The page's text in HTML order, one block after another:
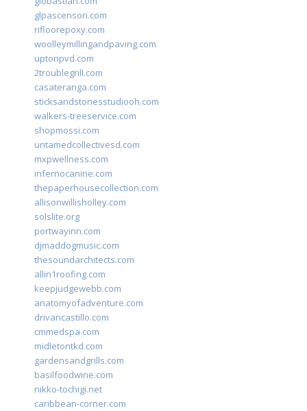
glpascensori.com
rifloorepoxy.com
woolleymillingandpaving.com
uptonpvd.com
2troublegrill.com
casateranga.com
sticksandstonesstudiooh.com
walkers-treeservice.com
shopmossi.com
untamedcollectivesd.com
mxpwellness.com
infernocanine.com
thepaperhousecollection.com
allisonwillisholley.com
solslite.org
portwayinn.com
djmaddogmusic.com
thesoundarchitects.com
allin1roofing.com
keepjudgewebb.com
anatomyofadventure.com
drivancastillo.com
cmmedspa.com
midletontkd.com
gardensandgrills.com
basilfoodwine.com
nikko-tochigi.net
caribbean-corner.com